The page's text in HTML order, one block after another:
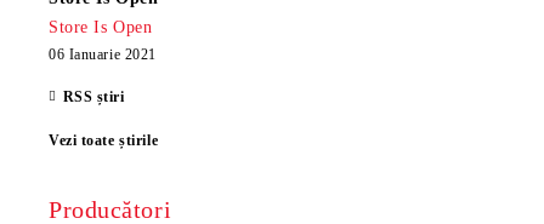
Store Is Open
06 Ianuarie 2021
RSS știri
Vezi toate știrile
Producători